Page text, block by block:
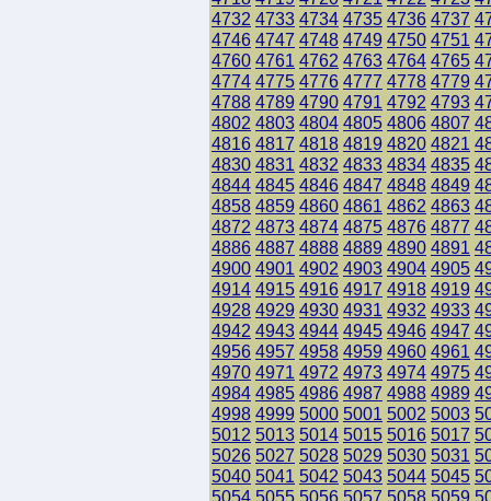
4732 4733 4734 4735 4736 4737
4746 4747 4748 4749 4750 4751
4760 4761 4762 4763 4764 4765
4774 4775 4776 4777 4778 4779
4788 4789 4790 4791 4792 4793
4802 4803 4804 4805 4806 4807
4816 4817 4818 4819 4820 4821
4830 4831 4832 4833 4834 4835
4844 4845 4846 4847 4848 4849
4858 4859 4860 4861 4862 4863
4872 4873 4874 4875 4876 4877
4886 4887 4888 4889 4890 4891
4900 4901 4902 4903 4904 4905
4914 4915 4916 4917 4918 4919
4928 4929 4930 4931 4932 4933
4942 4943 4944 4945 4946 4947
4956 4957 4958 4959 4960 4961
4970 4971 4972 4973 4974 4975
4984 4985 4986 4987 4988 4989
4998 4999 5000 5001 5002 5003
5012 5013 5014 5015 5016 5017
5026 5027 5028 5029 5030 5031
5040 5041 5042 5043 5044 5045
5054 5055 5056 5057 5058 5059